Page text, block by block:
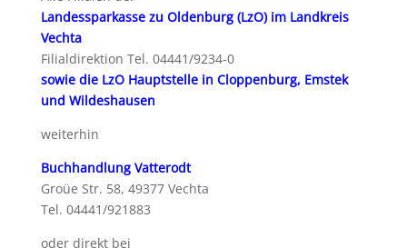
Landessparkasse zu Oldenburg (LzO) im Landkreis
Vechta
Filialdirektion Tel. 04441/9234-0
sowie die LzO Hauptstelle in Cloppenburg, Emstek
und Wildeshausen
weiterhin
Buchhandlung Vatterodt
Groüe Str. 58, 49377 Vechta
Tel. 04441/921883
oder direkt bei